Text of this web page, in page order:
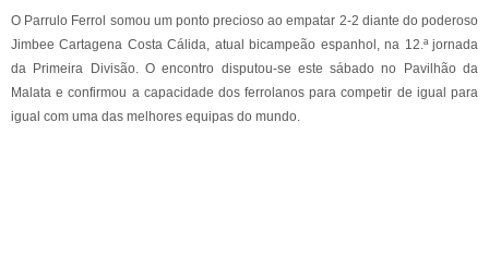
O Parrulo Ferrol somou um ponto precioso ao empatar 2-2 diante do poderoso
Jimbee Cartagena Costa Cálida, atual bicampeão espanhol, na 12.ª jornada
da Primeira Divisão. O encontro disputou-se este sábado no Pavilhão da
Malata e confirmou a capacidade dos ferrolanos para competir de igual para
igual com uma das melhores equipas do mundo.